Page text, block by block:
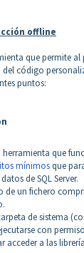
offline
que permite
código
puntos:
herramienta que
mínimosque
de SQL Server.
de un fichero
de sistema
con
acceder a las